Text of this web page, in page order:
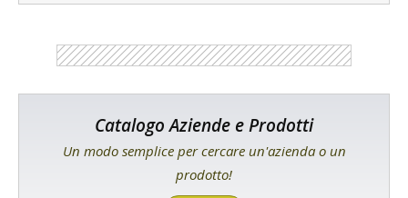
Catalogo Aziende e Prodotti
Un modo semplice per cercare un'azienda o un
prodotto!